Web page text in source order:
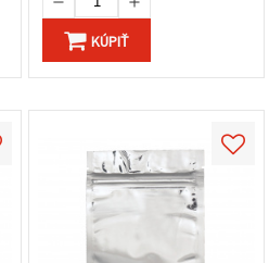
KÚPIŤ